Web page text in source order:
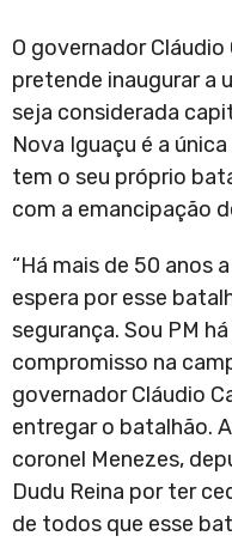
O governador
pretende inaugurar a
seja considerada
Nova Iguaçu é a
tem o seu próprio
com a emancipação
“Há mais de 50 anos
espera por esse
segurança. Sou PM
compromisso na
governador Cláudio
entregar o batalhão.
coronel Menezes,
Dudu Reina por ter
de todos que esse